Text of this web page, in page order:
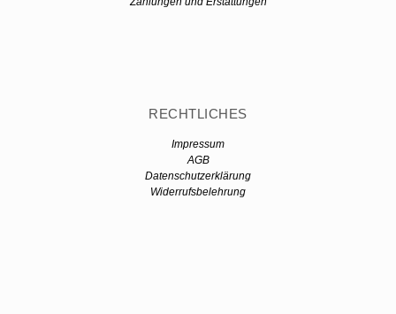
RECHTLICHES
Impressum
AGB
Datenschutzerklärung
Widerrufsbelehrung